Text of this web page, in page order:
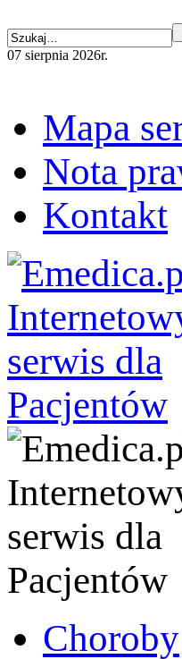
07 sierpnia 2026r.
Mapa
Nota
Kontakt
Choroby